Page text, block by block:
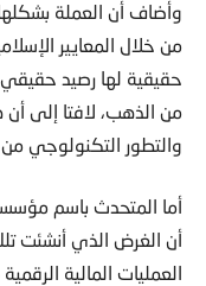
وأضاف أن العملة
من خلال المعايير
حقيقية لها رصيد حقيقي
من الذهب، لافتا إلى
والتطور التكنولوجي
أما المتحدث باسم
أن الغرض الذي أنشئت
العمليات المالية